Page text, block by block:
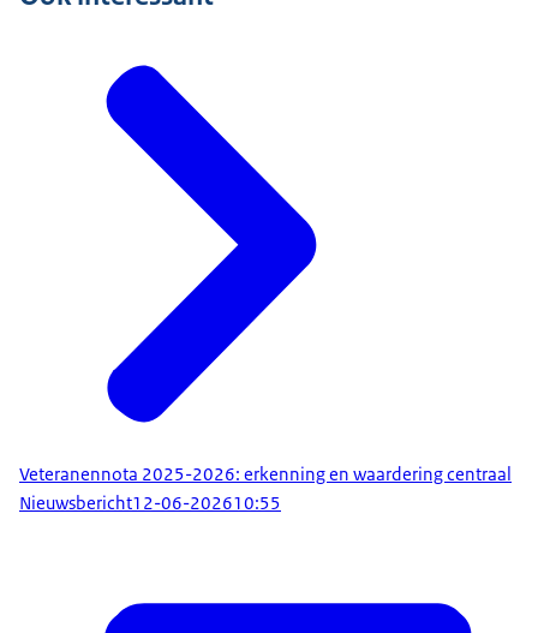
Veteranennota 2025-2026: erkenning en waardering centraal
Nieuwsbericht12-06-202610:55